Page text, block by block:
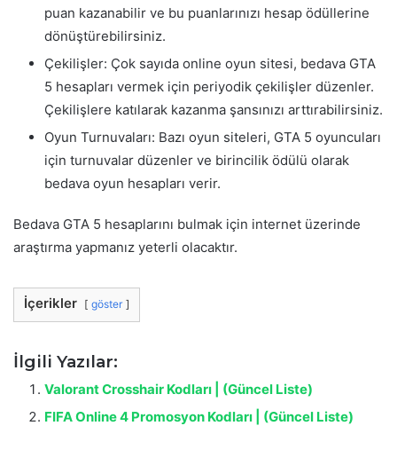
puan kazanabilir ve bu puanlarınızı hesap ödüllerine
dönüştürebilirsiniz.
Çekilişler: Çok sayıda online oyun sitesi, bedava GTA
5 hesapları vermek için periyodik çekilişler düzenler.
Çekilişlere katılarak kazanma şansınızı arttırabilirsiniz.
Oyun Turnuvaları: Bazı oyun siteleri, GTA 5 oyuncuları
için turnuvalar düzenler ve birincilik ödülü olarak
bedava oyun hesapları verir.
Bedava GTA 5 hesaplarını bulmak için internet üzerinde
araştırma yapmanız yeterli olacaktır.
İçerikler göster
İlgili Yazılar:
Valorant Crosshair Kodları | (Güncel Liste)
FIFA Online 4 Promosyon Kodları | (Güncel Liste)